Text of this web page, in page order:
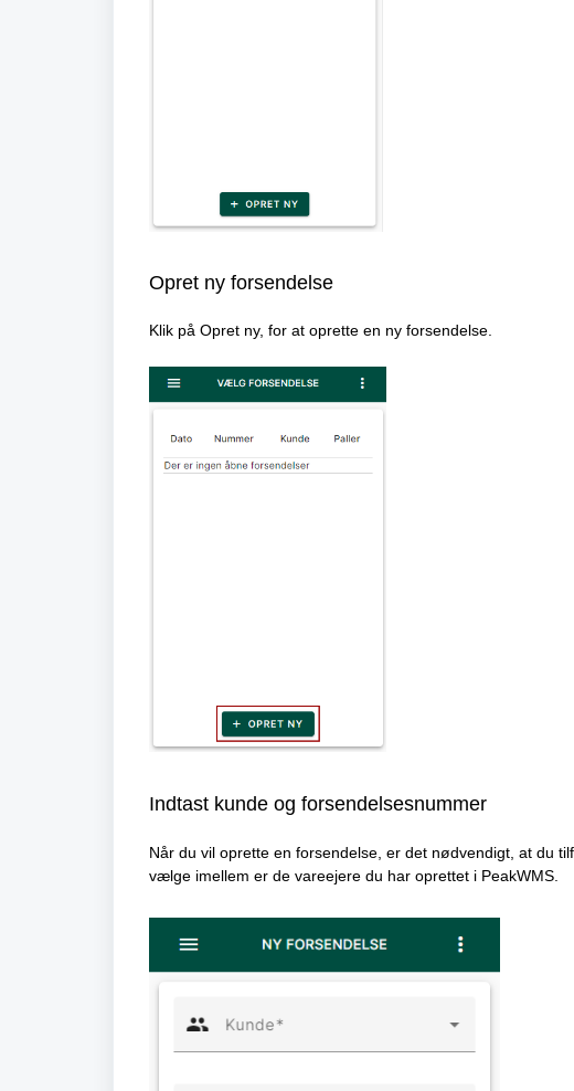
Opret ny forsendelse
Klik på Opret ny, for at oprette en ny forsendelse.
Indtast kunde og forsendelsesnummer
Når du vil oprette en forsendelse, er det nødvendigt, at du
vælge imellem er de vareejere du har oprettet i PeakWMS.